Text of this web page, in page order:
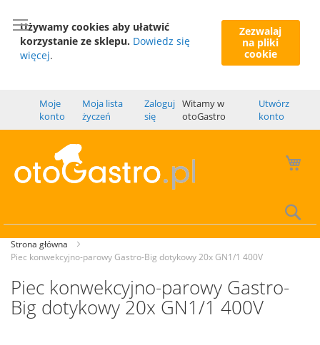
Używamy cookies aby ułatwić
korzystanie ze sklepu. Dowiedz się
więcej.
Zezwalaj
na pliki
cookie
Moje
konto
Moja lista
życzeń
Zaloguj
się
Witamy w
otoGastro
Utwórz
konto
Strona główna
Piec konwekcyjno-parowy Gastro-Big dotykowy 20x GN1/1 400V
Piec konwekcyjno-parowy Gastro-
Big dotykowy 20x GN1/1 400V